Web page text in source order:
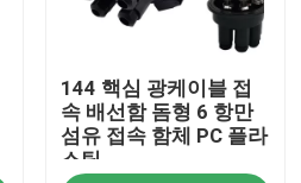
144 핵심 광케이블 접
속 배선함 돔형 6 항만
섬유 접속 함체 PC 플라
스틱